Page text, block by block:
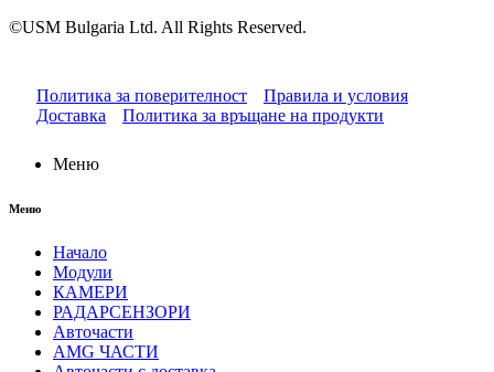
©USM Bulgaria Ltd. All Rights Reserved.
Политика за поверителност
Правила и условия
Доставка
Политика за връщане на продукти
Меню
Меню
Начало
Модули
КАМЕРИ
РАДАРСЕНЗОРИ
Авточасти
AMG ЧАСТИ